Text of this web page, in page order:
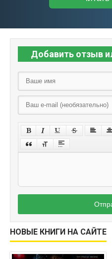
Добавить отзыв
НОВЫЕ КНИГИ НА САЙТЕ